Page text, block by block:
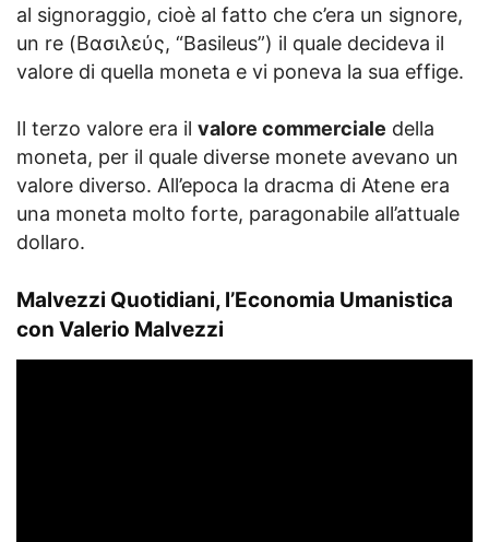
al signoraggio, cioè al fatto che c’era un signore,
un re (Βασιλεύς, “Basileus”) il quale decideva il
valore di quella moneta e vi poneva la sua effige.
Il terzo valore era il valore commerciale della
moneta, per il quale diverse monete avevano un
valore diverso. All’epoca la dracma di Atene era
una moneta molto forte, paragonabile all’attuale
dollaro.
Malvezzi Quotidiani, l’Economia Umanistica
con Valerio Malvezzi